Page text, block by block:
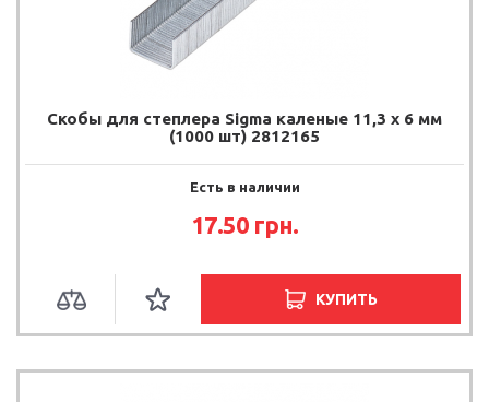
Скобы для степлера Sigma каленые 11,3 х 6 мм
(1000 шт) 2812165
Есть в наличии
17.50 грн.
КУПИТЬ